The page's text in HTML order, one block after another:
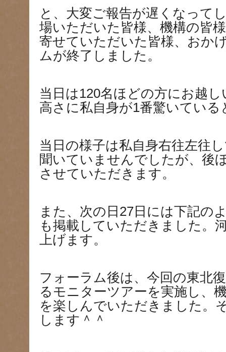
と、大変ご報告が遅くなって
場いただいた皆様、機構の皆
寄せていただいた皆様、おか
ムが終了しました。
当日は120名ほどの方にお越
高さに私自身が1番驚いてい
当日の様子は私自身右往左往
聞いていませんでしたが、後
させていただきます。
また、次の日27日には下記の
も掲載していただきました。
上げます。
フォーラム後は、今回の東北
るモニターツアーを実施し、
を楽しんでいただきました。
します＾＾